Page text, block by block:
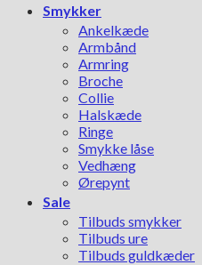
Smykker
Ankelkæde
Armbånd
Armring
Broche
Collie
Halskæde
Ringe
Smykke låse
Vedhæng
Ørepynt
Sale
Tilbuds smykker
Tilbuds ure
Tilbuds guldkæder